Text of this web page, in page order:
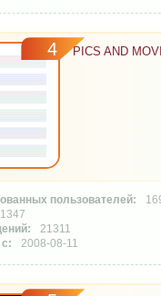
4 PICS AND
1347
21311
2008-08-11